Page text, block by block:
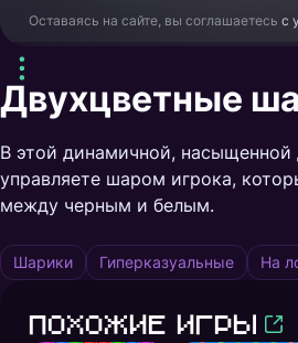
Оставаясь на сайте, вы соглашаетесь с
Двухцветные
В этой динамичной, насыщенной
управляете шаром игрока,
между черным и белым.
Шарики Гиперказуальные На
Похожие игры